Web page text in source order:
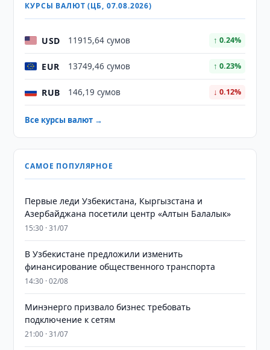
КУРСЫ ВАЛЮТ (ЦБ, 07.08.2026)
USD 11915,64 сумов ↑ 0.24%
EUR 13749,46 сумов ↑ 0.23%
RUB 146,19 сумов ↓ 0.12%
Все курсы валют →
САМОЕ ПОПУЛЯРНОЕ
Первые леди Узбекистана, Кыргызстана и
Азербайджана посетили центр «Алтын Балалык»
15:30 · 31/07
В Узбекистане предложили изменить
финансирование общественного транспорта
14:30 · 02/08
Минэнерго призвало бизнес требовать
подключение к сетям
21:00 · 31/07